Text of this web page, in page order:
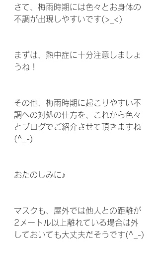
さて、梅雨時期には色々とお身体の
不調が出現しやすいです(>_<)
まずは、熱中症に十分注意しましょ
うね！
その他、梅雨時期に起こりやすい不
調への対処の仕方を、これから色々
とブログでご紹介させて頂きますね
(^_-)
おたのしみに♪
マスクも、屋外では他人との距離が
2メートル以上離れている場合は外
しておいても大丈夫だそうです(^_-)